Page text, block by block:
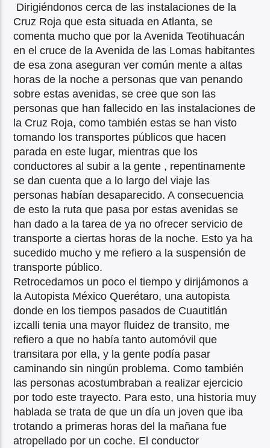
Dirigiéndonos cerca de las instalaciones de la
Cruz Roja que esta situada en Atlanta, se
comenta mucho que por la Avenida Teotihuacán
en el cruce de la Avenida de las Lomas habitantes
de esa zona aseguran ver común mente a altas
horas de la noche a personas que van penando
sobre estas avenidas, se cree que son las
personas que han fallecido en las instalaciones de
la Cruz Roja, como también estas se han visto
tomando los transportes públicos que hacen
parada en este lugar, mientras que los
conductores al subir a la gente , repentinamente
se dan cuenta que a lo largo del viaje las
personas habían desaparecido. A consecuencia
de esto la ruta que pasa por estas avenidas se
han dado a la tarea de ya no ofrecer servicio de
transporte a ciertas horas de la noche. Esto ya ha
sucedido mucho y me refiero a la suspensión de
transporte público.
Retrocedamos un poco el tiempo y dirijámonos a
la Autopista México Querétaro, una autopista
donde en los tiempos pasados de Cuautitlán
izcalli tenia una mayor fluidez de transito, me
refiero a que no había tanto automóvil que
transitara por ella, y la gente podía pasar
caminando sin ningún problema. Como también
las personas acostumbraban a realizar ejercicio
por todo este trayecto. Para esto, una historia muy
hablada se trata de que un día un joven que iba
trotando a primeras horas del la mañana fue
atropellado por un coche. El conductor